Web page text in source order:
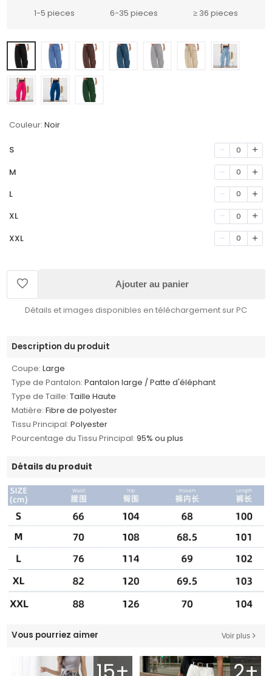
1-5 pieces 6-35 pieces ≥ 36 pieces
Couleur: Noir
S 0
M 0
L 0
XL 0
XXL 0
Ajouter au panier
Détails et images disponibles en téléchargement sur PC
Description du produit
Coupe: Large
Type de Pantalon: Pantalon large / Patte d'éléphant
Type de Taille: Taille Haute
Matière: Fibre de polyester
Tissu Principal: Polyester
Pourcentage du Tissu Principal: 95% ou plus
Détails du produit
Vous pourriez aimer Voir plus